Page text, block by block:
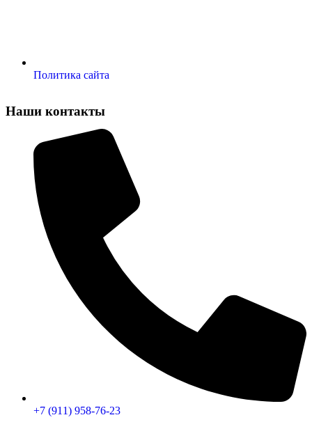
Политика сайта
Наши контакты
+7 (911) 958-76-23